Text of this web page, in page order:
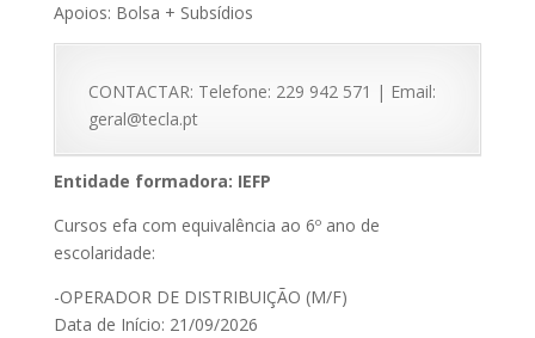
Apoios: Bolsa + Subsídios
CONTACTAR: Telefone: 229 942 571 | Email:
geral@tecla.pt
Entidade formadora: IEFP
Cursos efa com equivalência ao 6º ano de
escolaridade:
-OPERADOR DE DISTRIBUIÇÃO (M/F)
Data de Início: 21/09/2026